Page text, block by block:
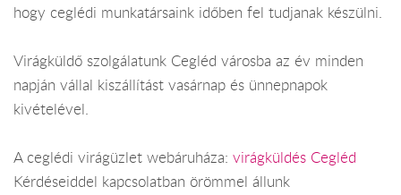
hogy ceglédi munkatársaink időben fel tudjanak készülni.
Virágküldő szolgálatunk Cegléd városba az év minden
napján vállal kiszállítást vasárnap és ünnepnapok
kivételével.
A ceglédi virágüzlet webáruháza: virágküldés Cegléd
Kérdéseiddel kapcsolatban örömmel állunk